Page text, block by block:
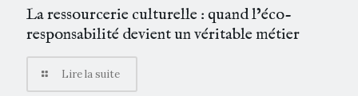
La ressourcerie culturelle : quand l’éco-
responsabilité devient un véritable métier
Lire la suite